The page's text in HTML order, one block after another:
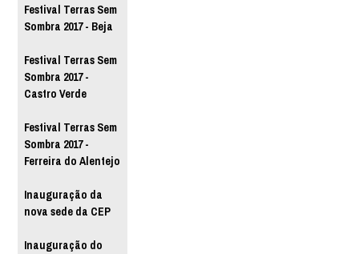
Festival Terras Sem
Sombra 2017 - Beja
Festival Terras Sem
Sombra 2017 -
Castro Verde
Festival Terras Sem
Sombra 2017 -
Ferreira do Alentejo
Inauguração da
nova sede da CEP
Inauguração do